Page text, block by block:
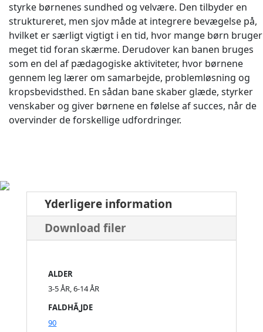
styrke børnenes sundhed og velvære. Den tilbyder en
struktureret, men sjov måde at integrere bevægelse på,
hvilket er særligt vigtigt i en tid, hvor mange børn bruger
meget tid foran skærme. Derudover kan banen bruges
som en del af pædagogiske aktiviteter, hvor børnene
gennem leg lærer om samarbejde, problemløsning og
kropsbevidsthed. En sådan bane skaber glæde, styrker
venskaber og giver børnene en følelse af succes, når de
overvinder de forskellige udfordringer.
Yderligere information
Download filer
ALDER
3-5 ÅR, 6-14 ÅR
FALDHÃ¸JDE
90